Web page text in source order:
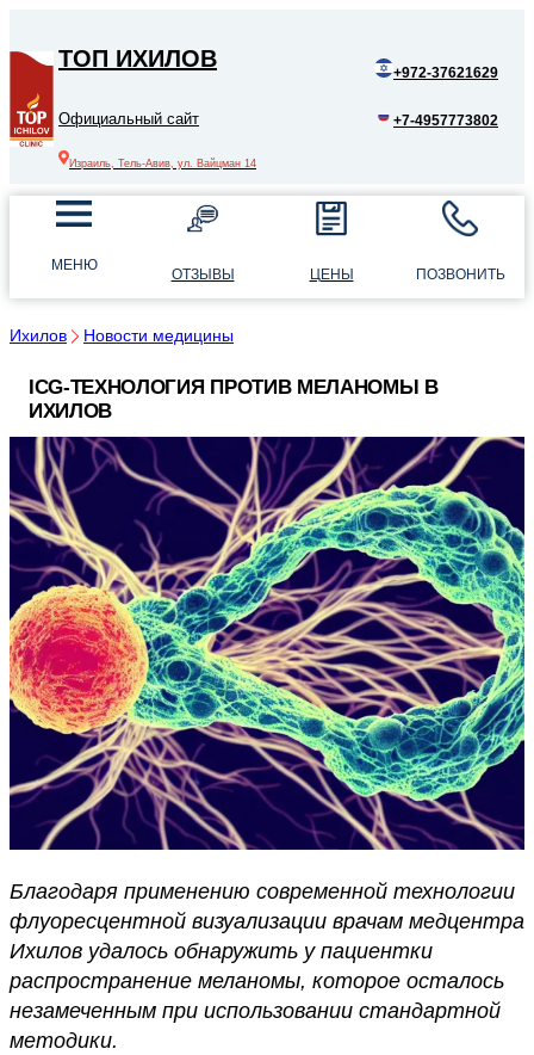
ТОП ИХИЛОВ
Официальный сайт
Израиль, Тель-Авив, ул. Вайцман 14
+972-37621629
+7-4957773802
МЕНЮ
ОТЗЫВЫ ЦЕНЫ ПОЗВОНИТЬ
Ихилов Новости медицины
ICG-ТЕХНОЛОГИЯ ПРОТИВ МЕЛАНОМЫ В
ИХИЛОВ
Благодаря применению современной технологии
флуоресцентной визуализации врачам медцентра
Ихилов удалось обнаружить у пациентки
распространение меланомы, которое осталось
незамеченным при использовании стандартной
методики.